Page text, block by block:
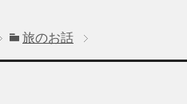
旅のお話